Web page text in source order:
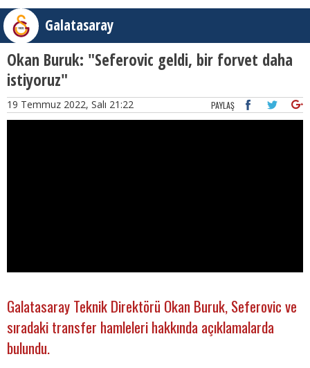
Galatasaray
Okan Buruk: "Seferovic geldi, bir forvet daha
istiyoruz"
19 Temmuz 2022, Salı 21:22 PAYLAŞ
Galatasaray Teknik Direktörü Okan Buruk, Seferovic ve
sıradaki transfer hamleleri hakkında açıklamalarda
bulundu.